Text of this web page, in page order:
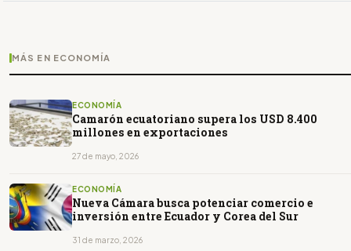
MÁS EN ECONOMÍA
ECONOMÍA
Camarón ecuatoriano supera los USD 8.400
millones en exportaciones
27 de mayo, 2026
ECONOMÍA
Nueva Cámara busca potenciar comercio e
inversión entre Ecuador y Corea del Sur
31 de marzo, 2026